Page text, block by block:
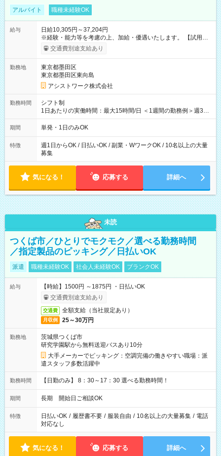
アルバイト 職種未経験OK
給与
日給10,305円～37,204円
※経験・能力等を考慮の上、加給・優遇いたします。 【試用期
間】試用期間なし
交通費別途支給あり
勤務地
東京都墨田区
東京都墨田区東向島
アシストワーク株式会社
勤務時間
シフト制
1日あたりの実働時間：最大15時間/日 ＜1週間の勤務例＞週3回
勤務 勤務：月・水・金 休み：火・木・土・日 好きな時にお仕事
可能です！ ※1日あたりの最大実働時間は日勤、夜勤共に勤務し
期間 単発・1日のみOK
特徴
週1日からOK / 日払いOK / 副業・WワークOK / 10名以上の大量
募集
気になる！ 応募する 詳細へ
未読
つくば市／ひとりでモクモク／選べる勤務時間
／指定製品のピッキング／日払いOK
派遣 職種未経験OK 社会人未経験OK ブランクOK
給与
【時給】1500円 ～1875円 ・日払いOK
交通費別途支給あり
交通費 全額支給（当社規定あり）
月収例 25～30万円
勤務地
茨城県つくば市
研究学園駅から無料送迎バスあり10分
大手メーカーでピッキング：空調完備の働きやすい職場：派
遣スタッフ多数活躍中
勤務時間 【日勤のみ】 8：30～17：30 選べる勤務時間！
期間 長期 開始日ご相談OK
特徴 日払いOK / 履歴書不要 / 服装自由 / 10名以上の大量募集 / 電話
対応なし
気になる！ 応募する 詳細へ